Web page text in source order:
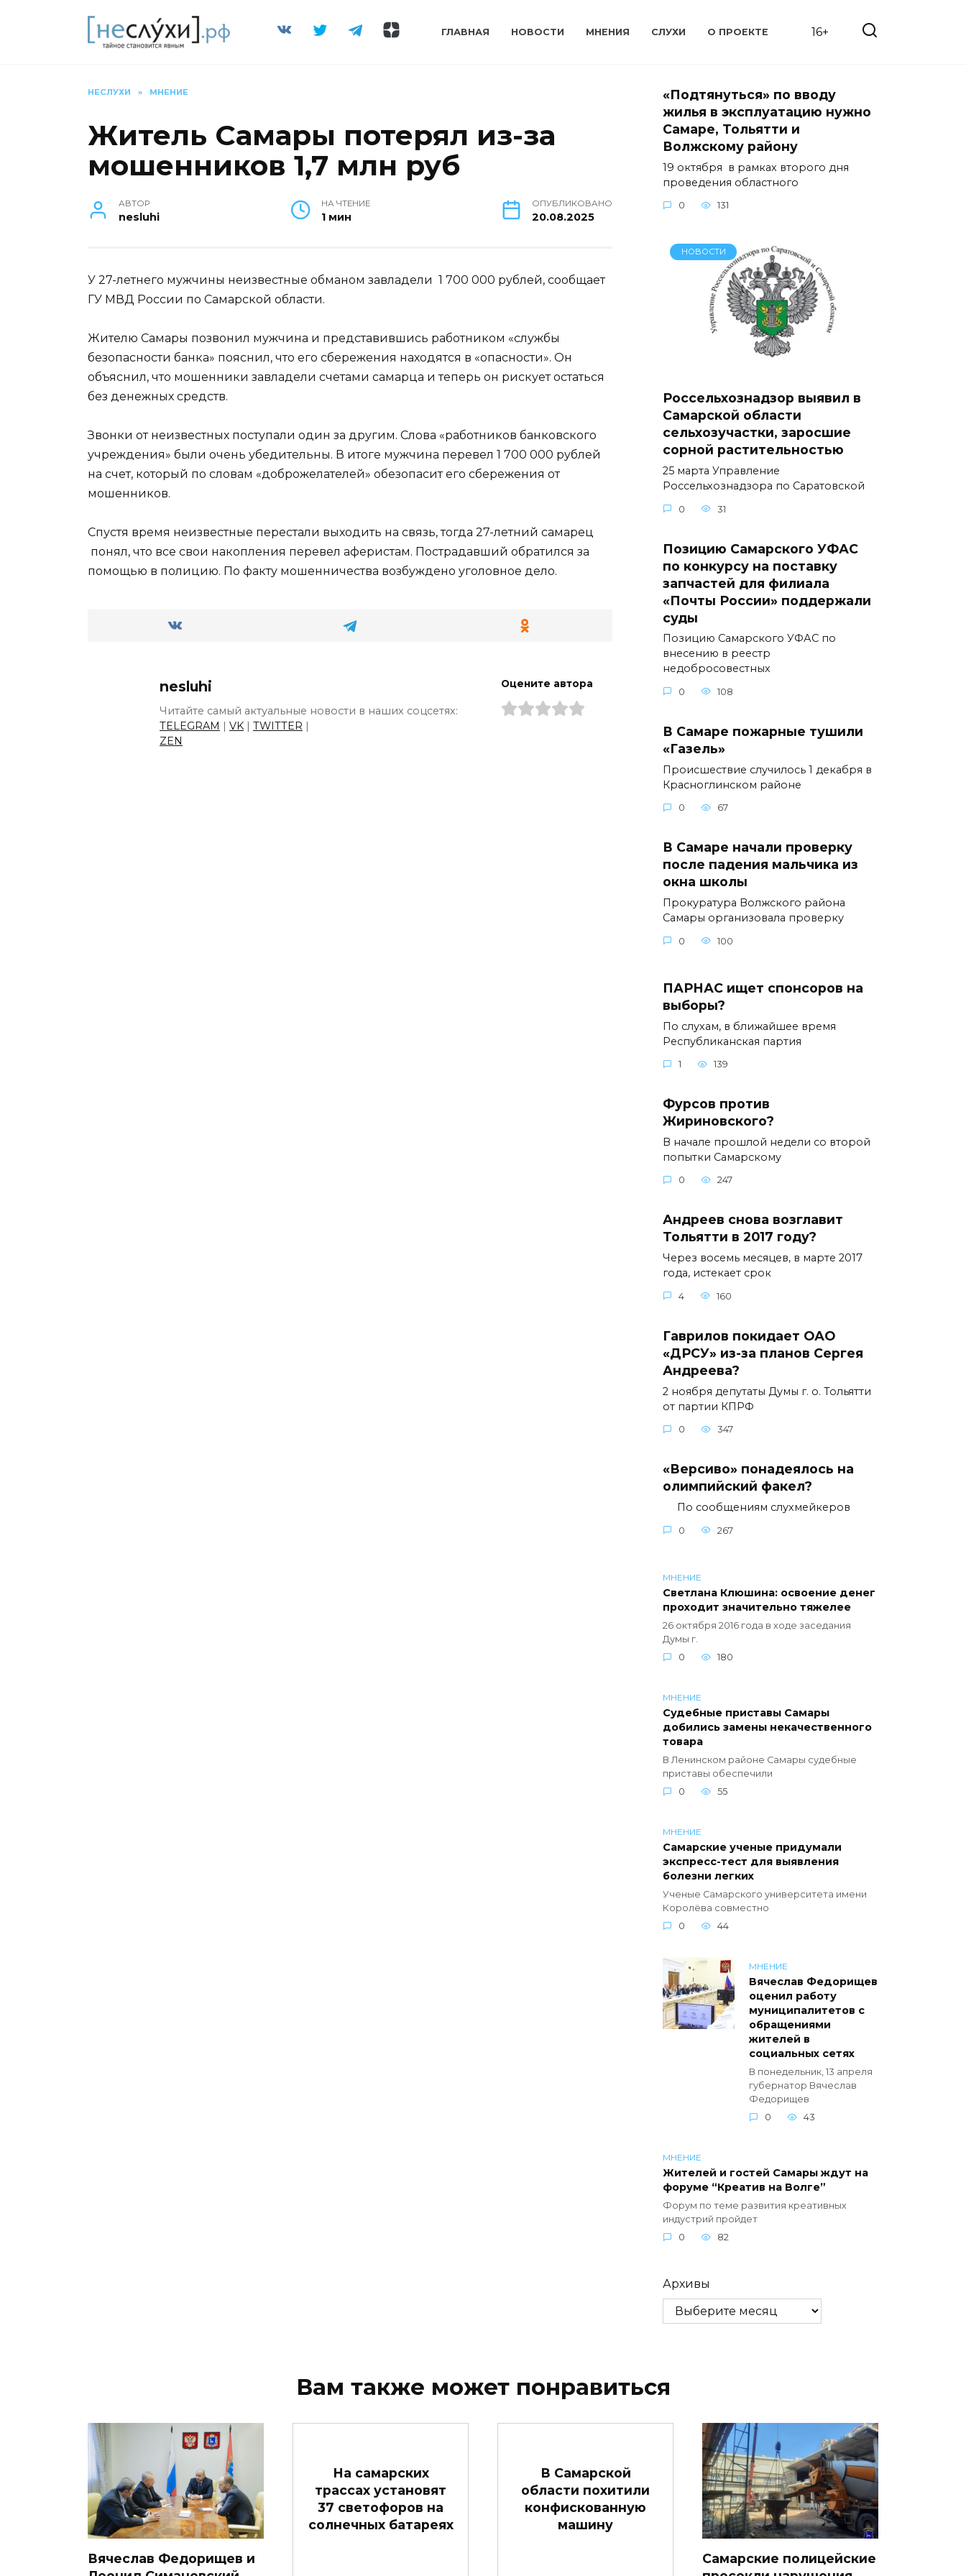
ГЛАВНАЯ НОВОСТИ МНЕНИЯ СЛУХИ О ПРОЕКТЕ 16+
НЕСЛУХИ » МНЕНИЕ
Житель Самары потерял из-за
мошенников 1,7 млн руб
АВТОР
nesluhi
НА ЧТЕНИЕ
1 мин
ОПУБЛИКОВАНО
20.08.2025
У 27-летнего мужчины неизвестные обманом завладели 1 700 000 рублей, сообщает
ГУ МВД России по Самарской области.
Жителю Самары позвонил мужчина и представившись работником «службы
безопасности банка» пояснил, что его сбережения находятся в «опасности». Он
объяснил, что мошенники завладели счетами самарца и теперь он рискует остаться
без денежных средств.
Звонки от неизвестных поступали один за другим. Слова «работников банковского
учреждения» были очень убедительны. В итоге мужчина перевел 1 700 000 рублей
на счет, который по словам «доброжелателей» обезопасит его сбережения от
мошенников.
Спустя время неизвестные перестали выходить на связь, тогда 27-летний самарец
понял, что все свои накопления перевел аферистам. Пострадавший обратился за
помощью в полицию. По факту мошенничества возбуждено уголовное дело.
nesluhi
Читайте самый актуальные новости в наших соцсетях:
TELEGRAM
VK TWITTER
ZEN
Оцените автора
«Подтянуться» по вводу
жилья в эксплуатацию нужно
Самаре, Тольятти и
Волжскому району
19 октября в рамках второго дня
проведения областного
0 131
НОВОСТИ
Россельхознадзор выявил в
Самарской области
сельхозучастки, заросшие
сорной растительностью
25 марта Управление
Россельхознадзора по Саратовской
0 31
Позицию Самарского УФАС
по конкурсу на поставку
запчастей для филиала
«Почты России» поддержали
суды
Позицию Самарского УФАС по
внесению в реестр
недобросовестных
0 108
В Самаре пожарные тушили
«Газель»
Происшествие случилось 1 декабря в
Красноглинском районе
0 67
В Самаре начали проверку
после падения мальчика из
окна школы
Прокуратура Волжского района
Самары организовала проверку
0 100
ПАРНАС ищет спонсоров на
выборы?
По слухам, в ближайшее время
Республиканская партия
1 139
Фурсов против
Жириновского?
В начале прошлой недели со второй
попытки Самарскому
0 247
Андреев снова возглавит
Тольятти в 2017 году?
Через восемь месяцев, в марте 2017
года, истекает срок
4 160
Гаврилов покидает ОАО
«ДРСУ» из-за планов Сергея
Андреева?
2 ноября депутаты Думы г. о. Тольятти
от партии КПРФ
0 347
«Версиво» понадеялось на
олимпийский факел?
По сообщениям слухмейкеров
0 267
МНЕНИЕ
Светлана Клюшина: освоение денег
проходит значительно тяжелее
26 октября 2016 года в ходе заседания
Думы г.
0
180
МНЕНИЕ
Судебные приставы Самары
добились замены некачественного
товара
В Ленинском районе Самары судебные
приставы обеспечили
0
55
МНЕНИЕ
Самарские ученые придумали
экспресс-тест для выявления
болезни легких
Ученые Самарского университета имени
Королёва совместно
0
44
МНЕНИЕ
Вячеслав Федорищев
оценил работу
муниципалитетов с
обращениями
жителей в
социальных сетях
В понедельник, 13 апреля
губернатор Вячеслав
Федорищев
0
43
МНЕНИЕ
Жителей и гостей Самары ждут на
форуме “Креатив на Волге”
Форум по теме развития креативных
индустрий пройдет
0
82
Архивы
Вам также может понравиться
Вячеслав Федорищев и
На самарских
трассах установят
37 светофоров на
солнечных батареях
В Самарской
области похитили
конфискованную
машину
Самарские полицейские